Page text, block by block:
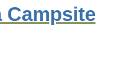
Campsite